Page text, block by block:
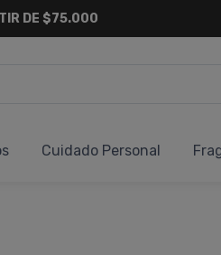
DE $75.000
Cuidado Personal